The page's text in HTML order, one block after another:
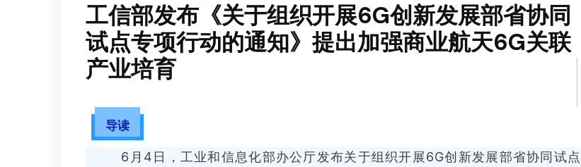
工信部发布《关于组织开展6G创新发展部省协同
试点专项行动的通知》提出加强商业航天6G关联
产业培育
导读
6月4日，工业和信息化部办公厅发布关于组织开展6G创新发展部省协同试点